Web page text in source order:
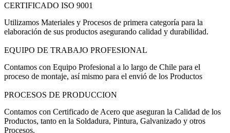
CERTIFICADO ISO 9001
Utilizamos Materiales y Procesos de primera categoría para la
elaboración de sus productos asegurando calidad y durabilidad.
EQUIPO DE TRABAJO PROFESIONAL
Contamos con Equipo Profesional a lo largo de Chile para el
proceso de montaje, así mismo para el envió de los Productos
PROCESOS DE PRODUCCION
Contamos con Certificado de Acero que aseguran la Calidad de los
Productos, tanto en la Soldadura, Pintura, Galvanizado y otros
Procesos.